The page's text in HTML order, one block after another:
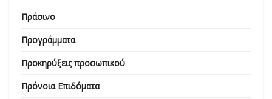
Πράσινο
Προγράμματα
Προκηρύξεις προσωπικού
Πρόνοια Επιδόματα